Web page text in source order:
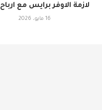
لازمة الاوفر برايس مع ارباح 150...
16 مايو، 2026